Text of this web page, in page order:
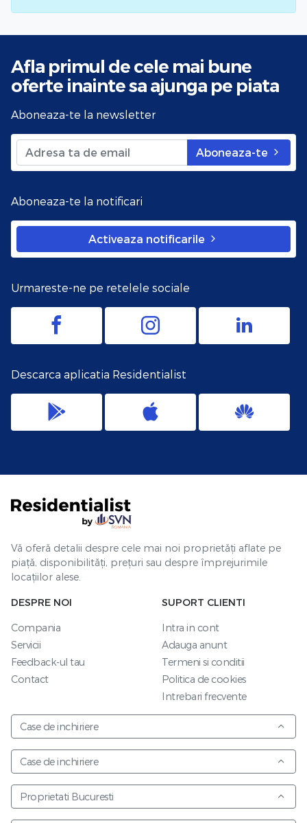
Afla primul de cele mai bune
oferte inainte sa ajunga pe piata
Aboneaza-te la newsletter
Aboneaza-te
Aboneaza-te la notificari
Activeaza notificarile
Urmareste-ne pe retelele sociale
Descarca aplicatia Residentialist
Vă oferă detalii despre cele mai noi proprietăți aflate pe
piață, disponibilități, prețuri sau despre împrejurimile
locațiilor alese.
DESPRE NOI
Compania
Servicii
Feedback-ul tau
Contact
SUPORT CLIENTI
Intra in cont
Adauga anunt
Termeni si conditii
Politica de cookies
Intrebari frecvente
Case de inchiriere
Case de inchiriere
Proprietati Bucuresti